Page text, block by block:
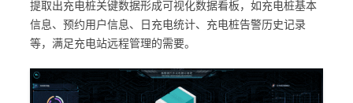
提取出充电桩关键数据形成可视化数据看板，如充电桩基本
信息、预约用户信息、日充电统计、充电桩告警历史记录
等，满足充电站远程管理的需要。